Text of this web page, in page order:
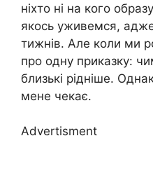
ніхто ні на кого
якось уживемся,
тижнів. Але коли ми
про одну приказку:
близькі рідніше.
мене чекає.
Advertisment